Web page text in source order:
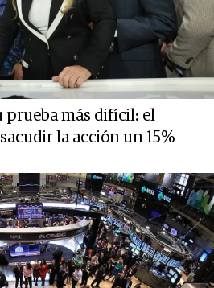
prueba más difícil: el
la acción un 15%